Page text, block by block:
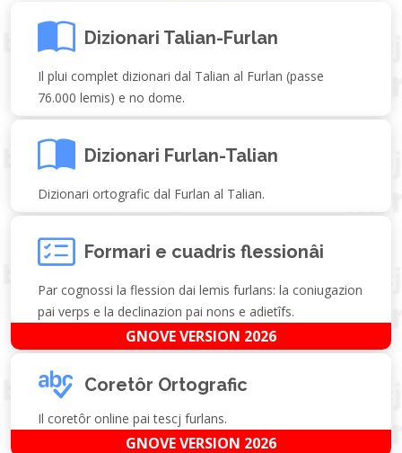
Dizionari Talian-Furlan
Il plui complet dizionari dal Talian al Furlan (passe
76.000 lemis) e no dome.
Dizionari Furlan-Talian
Dizionari ortografic dal Furlan al Talian.
Formari e cuadris flessionâi
Par cognossi la flession dai lemis furlans: la coniugazion
pai verps e la declinazion pai nons e adietîfs.
GNOVE VERSION 2026
Coretôr Ortografic
Il coretôr online pai tescj furlans.
GNOVE VERSION 2026